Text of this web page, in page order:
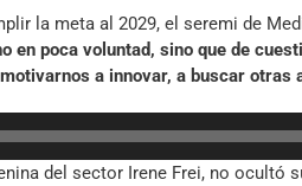
la meta al 2029, el seremi de
en poca voluntad, sino que de
a innovar, a buscar otras
del sector Irene Frei, no ocultó